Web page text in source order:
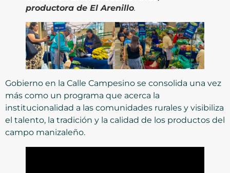
productora de El Arenillo.
Gobierno en la Calle Campesino se consolida una vez
más como un programa que acerca la
institucionalidad a las comunidades rurales y visibiliza
el talento, la tradición y la calidad de los productos del
campo manizaleño.